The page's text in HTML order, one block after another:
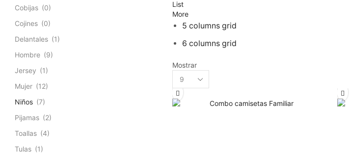
List
More
5 columns grid
6 columns grid
Mostrar
Cobijas (0)
Cojines (0)
Delantales (1)
Hombre (9)
Jersey (1)
Mujer (12)
Niños (7)
Pijamas (2)
Toallas (4)
Tulas (1)